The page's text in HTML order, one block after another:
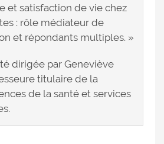
et satisfaction de vie chez
: rôle médiateur de
et répondants multiples. »
dirigée par Geneviève
titulaire de la
de la santé et services